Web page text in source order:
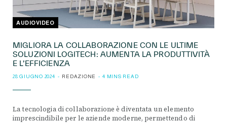
AUDIOVIDEO
MIGLIORA LA COLLABORAZIONE CON LE ULTIME
SOLUZIONI LOGITECH: AUMENTA LA PRODUTTIVITÀ
E L’EFFICIENZA
28 GIUGNO 2024 REDAZIONE 4 MINS READ
La tecnologia di collaborazione è diventata un elemento
imprescindibile per le aziende moderne, permettendo di